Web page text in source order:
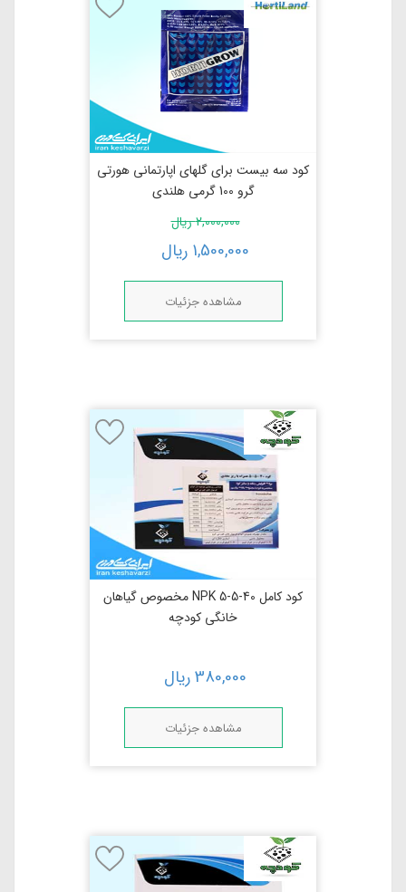
کود سه بیست برای گلهای اپارتمانی هورتی
گرو 100 گرمی هلندی
2,000,000ریال
1,500,000 ریال
مشاهده جزئیات
کود کامل NPK 5-5-40 مخصوص گیاهان
خانگی کودچه
380,000ریال
مشاهده جزئیات